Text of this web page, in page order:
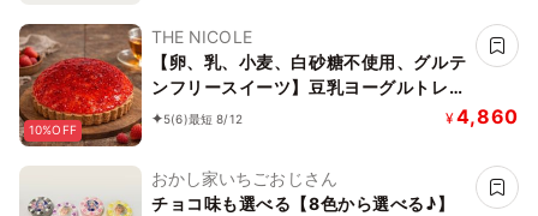
10%OFF
THE NICOLE
【卵、乳、小麦、白砂糖不使用、グルテ
ンフリースイーツ】豆乳ヨーグルトレア
チーズケーキ 5号 15cm ～豆乳ヨーグル
キ》《無添加》《アレルギー配慮》
5(6)最短 8/12 ¥4,860
おかし家いちごおじさん
チョコ味も選べる【8色から選べる♪】